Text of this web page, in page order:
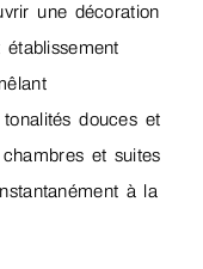
une décoration
douces et
et suites
à la